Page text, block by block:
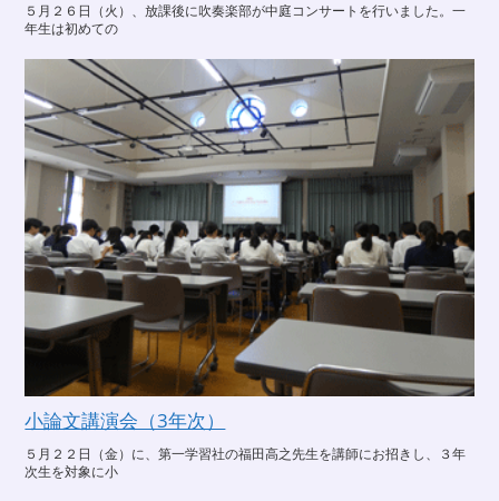
５月２６日（火）、放課後に吹奏楽部が中庭コンサートを行いました。一
年生は初めての
小論文講演会（3年次）
５月２２日（金）に、第一学習社の福田高之先生を講師にお招きし、３年
次生を対象に小